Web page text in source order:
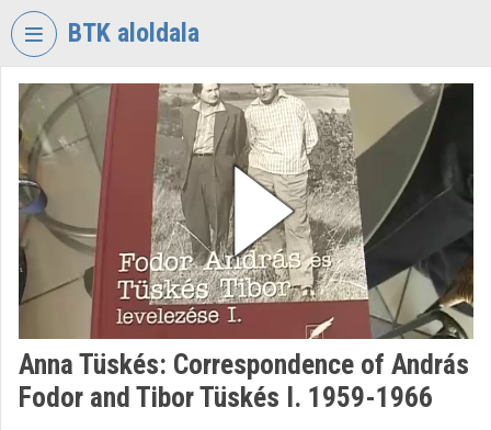
Skip header
BTK aloldala
VIDEO TORIUM
RESEARCH
CENTRE
FOR
THE
HUMANTITIES
Organization home
Organization discovery
Anna Tüskés: Correspondence of András
Fodor and Tibor Tüskés I. 1959-1966